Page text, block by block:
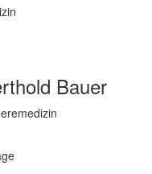
Bauer